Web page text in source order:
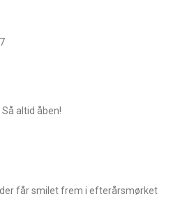
altid åben!
får smilet frem i efterårsmørket